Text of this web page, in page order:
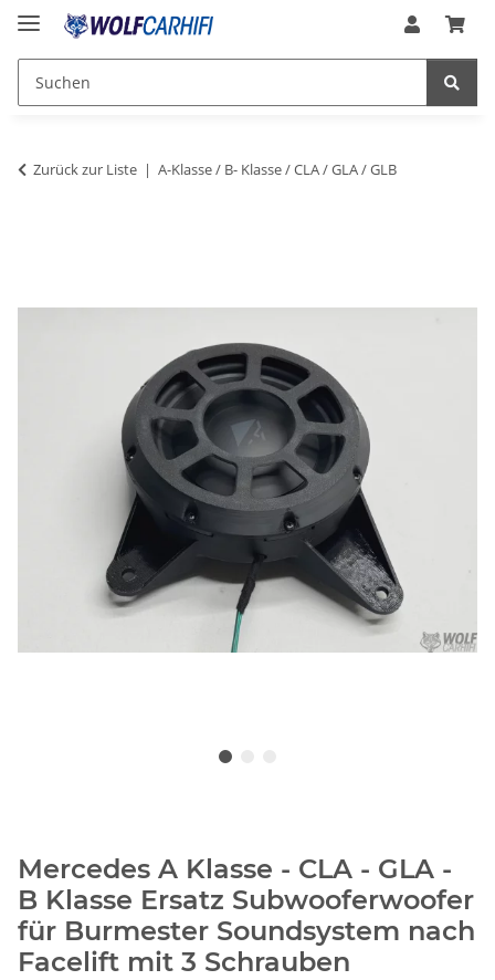
Zurück zur Liste A-Klasse / B- Klasse / CLA / GLA / GLB
Mercedes A Klasse - CLA - GLA -
B Klasse Ersatz Subwooferwoofer
für Burmester Soundsystem nach
Facelift mit 3 Schrauben